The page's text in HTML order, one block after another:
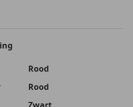
Media
Rood
Rood